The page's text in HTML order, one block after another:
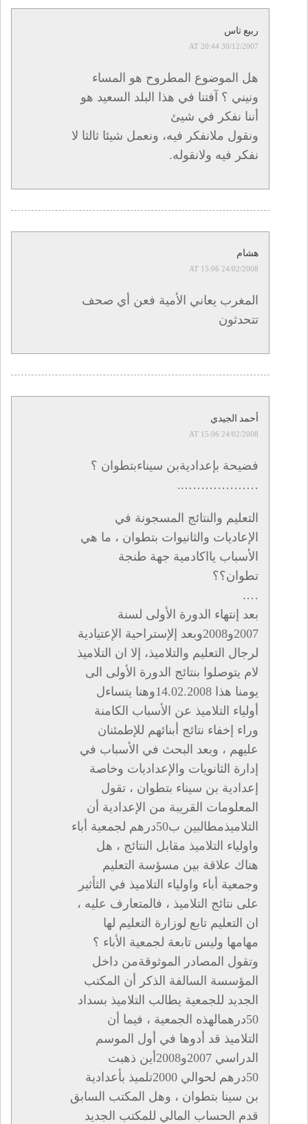
ربيع تاس
30/12/2007 AT 20:44
هل الموضوع المطروح هو المساء
ونيني ؟ آفتنا في هذا البلد السعيد هو
أننا نفكر في شيئ
ونقول ملانفكر فيه، ونعمل شيئا ثالثا لا
نفكر فيه ولانقوله.
هشام
24/02/2008 AT 15:06
المغرب يعاني الأمية فعن أي صحف
تتحدثون
أحمد الجيدي
24/02/2008 AT 15:06
فضيحة بإعداديةبن سيناءبتطوان ؟
………………..
التعليم والنتائج المسجونة في
الإعاديات والثانيوات بتطوان ، ما هي
الأسباب يااكادمية جهة طنجة
تطوان؟؟
….
بعد إنتهاء الدورة الأولى لسنة
2007و2008وبعد إلإستراحية الإعتيادية
لرجال التعليم والتلاميذ، إلا ان التلاميذ
لام يتوصلوا بنتائج الدورة الأولى الى
يومنا هذا 14.02.2008وهنا يتساءل
أولياء التلاميذ عن الأسباب الكامنة
وراء إخفاء نتائج أبنائهم للإطمئنان
عليهم ، وبعد البحث في الأسباب في
إدارة الثانويات والإعداديات وخاصة
إعدادية بن سيناء بتطوان ، تقول
المعلومات القريبة من الإعدادية أن
التلاميذمطالبين ب50درهم لجمعية أباء
واولياء التلاميذ مقابل النتائج ، هل
هناك علاقة بين مسؤسة التعليم
وجمعية أباء واولياء التلاميذ في الثأثير
على نتائج التلاميذ ، فالمتعارف عليه ،
ان التعليم تابع لوزارة التعليم لها
مهامها وليس تابعة لجمعية الأباء ؟
وتقول المصادر الموثوقةمن داخل
المؤسسة السالفة الذكر أن المكتب
الجديد للجمعية يطالب التلاميذ بسداد
50درهمالهذه الجمعية ، فيما أن
التلاميذ قد أدوها في أول الموسم
الدراسي 2007و2008أين ذهبت
50درهم لحوالي 2000تلميذ بأعدادية
بن سينا بتطوان ، وهل المكتب السابق
قدم الحساب المالي للمكتب الجديد